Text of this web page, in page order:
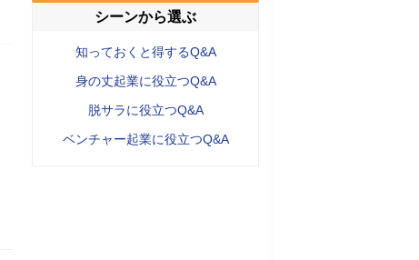
シーンから選ぶ
知っておくと得するQ&A
身の丈起業に役立つQ&A
脱サラに役立つQ&A
ベンチャー起業に役立つQ&A